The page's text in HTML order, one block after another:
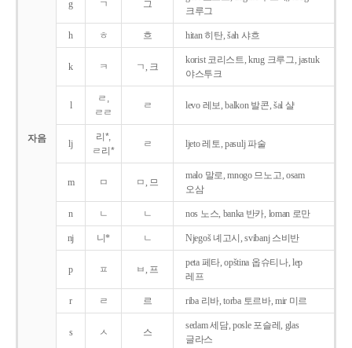
자음
g ㄱ 그
크루그
h ㅎ 흐 hitan 히탄, šah 샤흐
k ㅋ ㄱ, 크
korist 코리스트, krug 크루그, jastuk
야스투크
l
ㄹ,
ㄹㄹ
ㄹ levo 레보, balkon 발콘, šal 샬
lj
리*,
ㄹ리*
ㄹ ljeto 레토, pasulj 파술
m ㅁ ㅁ, 므
malo 말로, mnogo 므노고, osam
오삼
n ㄴ ㄴ nos 노스, banka 반카, loman 로만
nj 니* ㄴ Njegoš 녜고시, svibanj 스비반
p ㅍ ㅂ, 프
peta 페타, opština 옵슈티나, lep
레프
r ㄹ 르 riba 리바, torba 토르바, mir 미르
s ㅅ 스
sedam 세담, posle 포슬레, glas
글라스